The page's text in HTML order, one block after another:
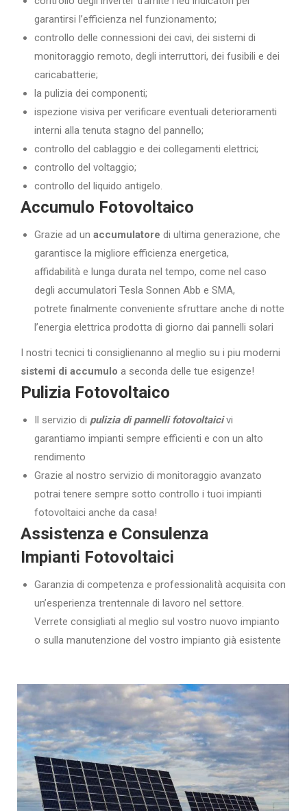
garantirsi l’efficienza nel funzionamento;
controllo delle connessioni dei cavi, dei sistemi di
monitoraggio remoto, degli interruttori, dei fusibili e dei
caricabatterie;
la pulizia dei componenti;
ispezione visiva per verificare eventuali deterioramenti
interni alla tenuta stagno del pannello;
controllo del cablaggio e dei collegamenti elettrici;
controllo del voltaggio;
controllo del liquido antigelo.
Accumulo Fotovoltaico
Grazie ad un accumulatore di ultima generazione, che
garantisce la migliore efficienza energetica,
affidabilità e lunga durata nel tempo, come nel caso
degli accumulatori Tesla Sonnen Abb e SMA,
potrete finalmente conveniente sfruttare anche di notte
l’energia elettrica prodotta di giorno dai pannelli solari
I nostri tecnici ti consiglienanno al meglio su i piu moderni
sistemi di accumulo a seconda delle tue esigenze!
Pulizia Fotovoltaico
Il servizio di pulizia di pannelli fotovoltaici vi
garantiamo impianti sempre efficienti e con un alto
rendimento
Grazie al nostro servizio di monitoraggio avanzato
potrai tenere sempre sotto controllo i tuoi impianti
fotovoltaici anche da casa!
Assistenza e Consulenza
Impianti Fotovoltaici
Garanzia di competenza e professionalità acquisita con
un’esperienza trentennale di lavoro nel settore.
Verrete consigliati al meglio sul vostro nuovo impianto
o sulla manutenzione del vostro impianto già esistente